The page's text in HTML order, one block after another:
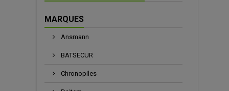
MARQUES
Ansmann
BATSECUR
Chronopiles